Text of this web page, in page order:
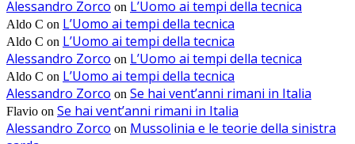
Alessandro Zorco on L’Uomo ai tempi della tecnica
Aldo C on L’Uomo ai tempi della tecnica
Aldo C on L’Uomo ai tempi della tecnica
Alessandro Zorco on L’Uomo ai tempi della tecnica
Aldo C on L’Uomo ai tempi della tecnica
Alessandro Zorco on Se hai vent’anni rimani in Italia
Flavio on Se hai vent’anni rimani in Italia
Alessandro Zorco on Mussolinia e le teorie della sinistra